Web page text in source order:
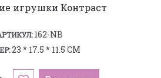
игрушки Контраст
162-NB
23 * 17.5 * 11.5 СМ